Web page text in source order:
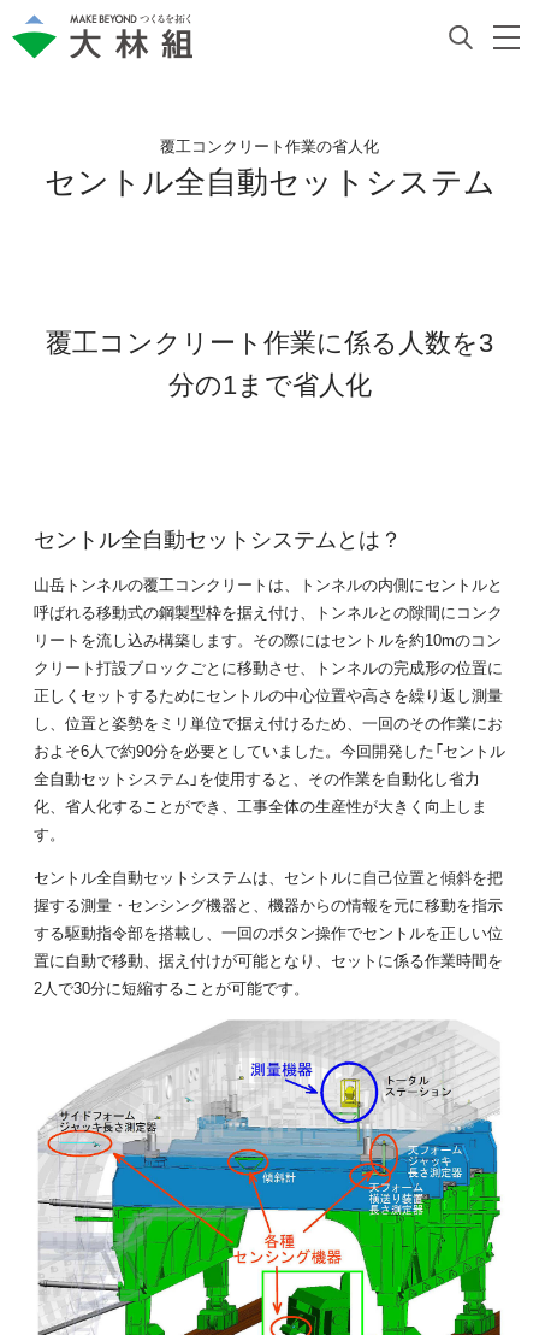
覆工コンクリート作業の省人化
セントル全自動セットシステム
覆工コンクリート作業に係る人数を3
分の1まで省人化
セントル全自動セットシステムとは？
山岳トンネルの覆工コンクリートは、トンネルの内側にセントルと
呼ばれる移動式の鋼製型枠を据え付け、トンネルとの隙間にコンク
リートを流し込み構築します。その際にはセントルを約10mのコン
クリート打設ブロックごとに移動させ、トンネルの完成形の位置に
正しくセットするためにセントルの中心位置や高さを繰り返し測量
し、位置と姿勢をミリ単位で据え付けるため、一回のその作業にお
およそ6人で約90分を必要としていました。今回開発した「セントル
全自動セットシステム」を使用すると、その作業を自動化し省力
化、省人化することができ、工事全体の生産性が大きく向上しま
す。
セントル全自動セットシステムは、セントルに自己位置と傾斜を把
握する測量・センシング機器と、機器からの情報を元に移動を指示
する駆動指令部を搭載し、一回のボタン操作でセントルを正しい位
置に自動で移動、据え付けが可能となり、セットに係る作業時間を
2人で30分に短縮することが可能です。